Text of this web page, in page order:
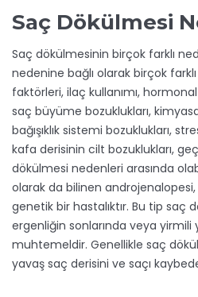
Saç Dökülmesi
Saç dökülmesinin birçok farklı
nedenine bağlı olarak birçok
faktörleri, ilaç kullanımı,
saç büyüme bozuklukları,
bağışıklık sistemi bozuklukları,
kafa derisinin cilt bozuklukları,
dökülmesi nedenleri arasında
olarak da bilinen
genetik bir hastalıktır. Bu tip saç
ergenliğin sonlarında veya yirmili
muhtemeldir. Genellikle saç
yavaş saç derisini ve saçı